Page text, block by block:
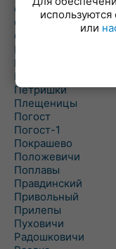
Оношки
Осовец
Острошицкий
Пасека
Пастовичи
Першаи
Петришки
Плещеницы
Погост
Погост-1
Покрашево
Положевичи
Поплавы
Правдинский
Привольный
Прилепы
Пуховичи
Радошковичи
или